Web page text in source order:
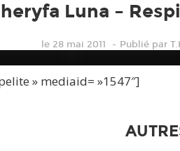
Luna –
le 28 mai 2011 Publiépar
» mediaid= »1547″]